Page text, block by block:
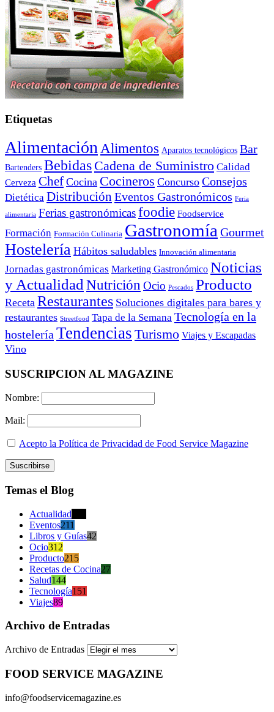
Etiquetas
Alimentación Alimentos Aparatos tecnológicos Bar
Bartenders Bebidas Cadena de Suministro Calidad
Cerveza Chef Cocina Cocineros Concurso Consejos
Dietética Distribución Eventos Gastronómicos Feria
alimentaria Ferias gastronómicasfoodie Foodservice
Formación Formación Culinaria Gastronomía Gourmet
Hostelería Hábitos saludables Innovación alimentaria
Jornadas gastronómicas Marketing Gastronómico Noticias
y Actualidad Nutrición Ocio Pescados Producto
Receta Restaurantes Soluciones digitales para bares y
restaurantes Streetfood Tapa de la Semana Tecnología en la
hostelería Tendencias Turismo Viajes y Escapadas
Vino
SUSCRIPCION AL MAGAZINE
Nombre:
Mail:
Acepto la Política de Privacidad de Food Service Magazine
Temas el Blog
Actualidad
Eventos211
Libros y Guías42
Ocio312
Producto215
Recetas de Cocina27
Salud144
Tecnología151
Viajes89
Archivo de Entradas
Archivo de Entradas
FOOD SERVICE MAGAZINE
info@foodservicemagazine.es